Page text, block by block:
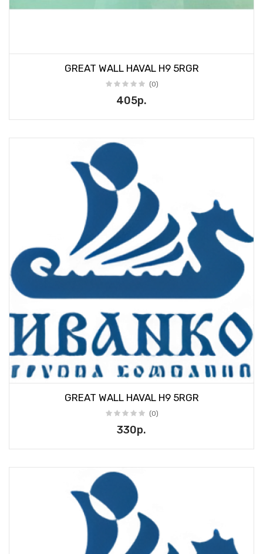
GREAT WALL HAVAL H9 5RGR
(0)
405р.
GREAT WALL HAVAL H9 5RGR
(0)
330р.